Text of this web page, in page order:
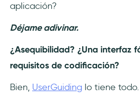
aplicación?
Déjame adivinar.
¿Asequibilidad? ¿Una interfaz
requisitos de codificación?
Bien, UserGuiding lo tiene todo.